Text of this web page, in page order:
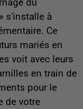
du
s'installe à
Ce
mariés en
voit avec leurs
en train de
pour le
de votre